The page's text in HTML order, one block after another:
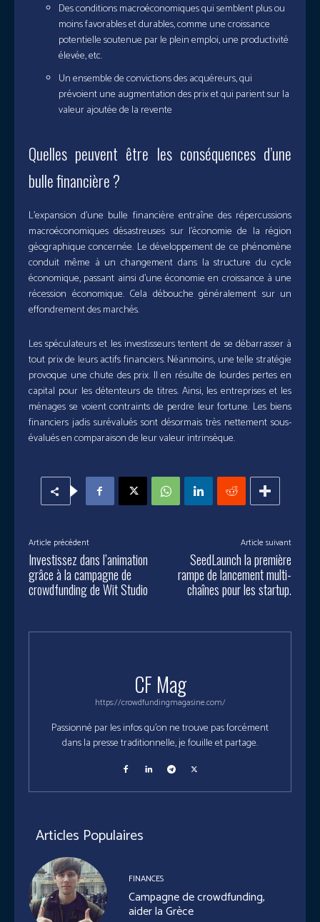
Des conditions macroéconomiques qui semblent plus ou
moins favorables et durables, comme une croissance
potentielle soutenue par le plein emploi, une productivité
élevée, etc.
Un ensemble de convictions des acquéreurs, qui
prévoient une augmentation des prix et qui parient sur la
valeur ajoutée de la revente
Quelles peuvent être les conséquences d’une
bulle financière ?
L’expansion d’une bulle financière entraîne des répercussions
macroéconomiques désastreuses sur l’économie de la région
géographique concernée. Le développement de ce phénomène
conduit même à un changement dans la structure du cycle
économique, passant ainsi d’une économie en croissance à une
récession économique. Cela débouche généralement sur un
effondrement des marchés.
Les spéculateurs et les investisseurs tentent de se débarrasser à
tout prix de leurs actifs financiers. Néanmoins, une telle stratégie
provoque une chute des prix. Il en résulte de lourdes pertes en
capital pour les détenteurs de titres. Ainsi, les entreprises et les
ménages se voient contraints de perdre leur fortune. Les biens
financiers jadis surévalués sont désormais très nettement sous-
évalués en comparaison de leur valeur intrinsèque.
Article précédent
Investissez dans l’animation
grâce à la campagne de
crowdfunding de Wit Studio
Article suivant
SeedLaunch la première
rampe de lancement multi-
chaînes pour les startup.
CF Mag
https://crowdfundingmagasine.com/
Passionné par les infos qu'on ne trouve pas forcément
dans la presse traditionnelle, je fouille et partage.
Articles Populaires
FINANCES
Campagne de crowdfunding,
aider la Grèce